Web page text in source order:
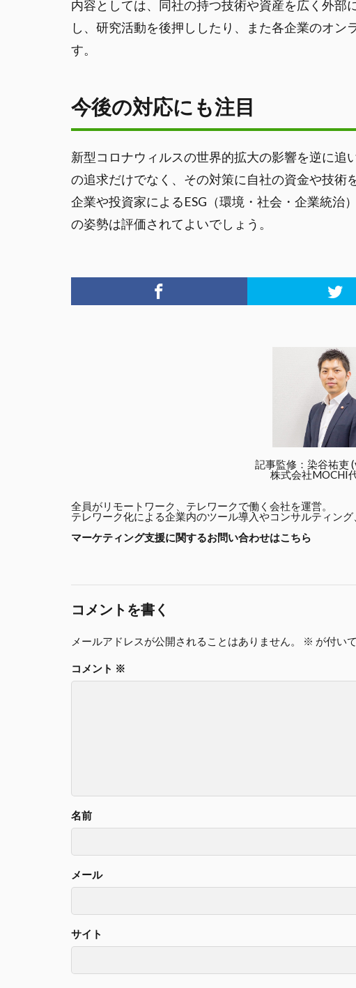
内容としては、同社の持つ技術や資産を広く外部
し、研究活動を後押ししたり、また各企業のオン
す。
今後の対応にも注目
新型コロナウィルスの世界的拡大の影響を逆に追
の追求だけでなく、その対策に自社の資金や技術
企業や投資家によるESG（環境・社会・企業統治
の姿勢は評価されてよいでしょう。
記事監修：染谷祐吏
株式会社MOCHI
全員がリモートワーク、テレワークで働く会社を運営。
テレワーク化による企業内のツール導入やコンサルティン
マーケティング支援に関するお問い合わせはこちら
コメントを書く
メールアドレスが公開されることはありません。 ※ が付い
コメント ※
名前
メール
サイト